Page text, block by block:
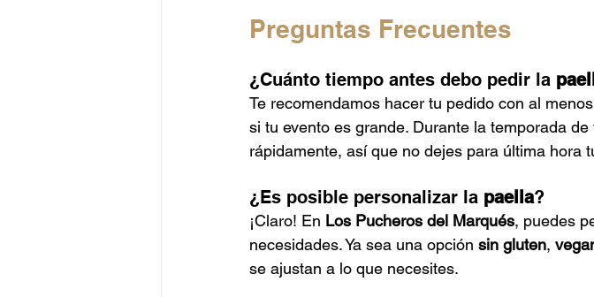
Preguntas Frecuentes
¿Cuánto tiempo antes debo pedir la
Te recomendamos hacer tu pedido con al
si tu evento es grande. Durante la temporada
rápidamente, así que no dejes para última hora
¿Es posible personalizar la paella?
¡Claro! En Los Pucheros del Marqués, puedes
necesidades. Ya sea una opción sin gluten,
se ajustan a lo que necesites.